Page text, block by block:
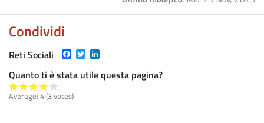
Condividi
Reti Sociali Facebook
Twitter
Quanto ti è stata utile questa pagina?
Average: 4(3votes)